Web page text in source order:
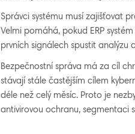
Správci systému musí zajišťovat
Velmi pomáhá, pokud ERP
prvních signálech spustit analýzu
Bezpečnostní správa má za cíl
stávají stále častějším cílem
déle než celý měsíc. Proto je
antivirovou ochranu, segmentaci